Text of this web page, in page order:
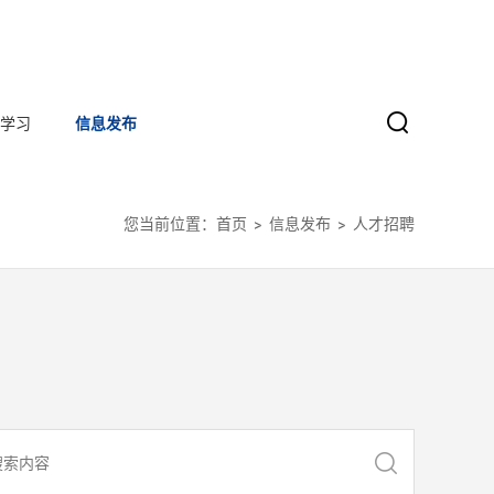
习 信息发布
您当前位置： 首页 信息发布 人才招聘